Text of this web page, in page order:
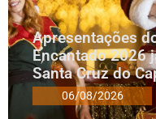
Apresentações
Encantado 2026
Santa Cruz do
06/08/2026